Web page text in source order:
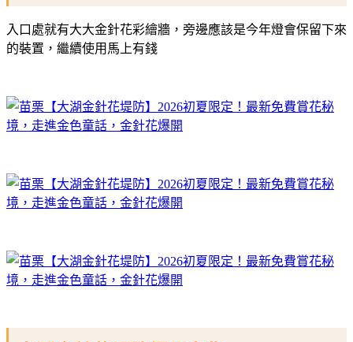
入口處就有大大金針花彩繪牆，旁邊應該是今年燈會保留下來
的裝置，繼續使用馬上有錢